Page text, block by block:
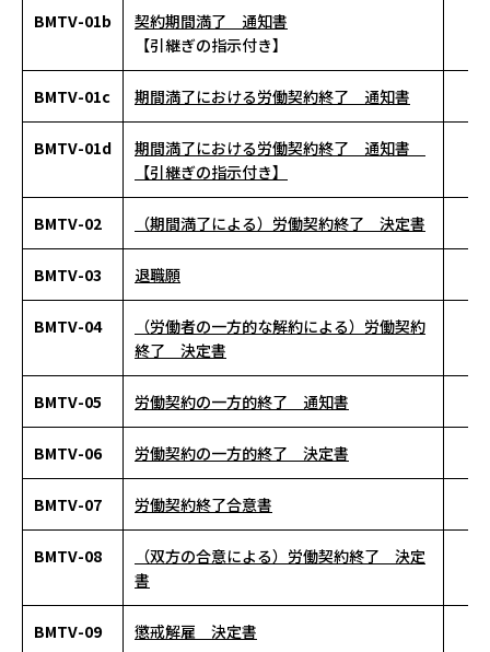
BMTV-01b
契約期間満了 通知書
【引継ぎの指示付き】
BMTV-01c 期間満了における労働契約終了 通知書
BMTV-01d
期間満了における労働契約終了 通知書
【引継ぎの指示付き】
BMTV-02 （期間満了による）労働契約終了 決定書
BMTV-03 退職願
BMTV-04
（労働者の一方的な解約による）労働契約
終了 決定書
BMTV-05 労働契約の一方的終了 通知書
BMTV-06 労働契約の一方的終了 決定書
BMTV-07 労働契約終了合意書
BMTV-08
（双方の合意による）労働契約終了 決定
書
BMTV-09 懲戒解雇 決定書